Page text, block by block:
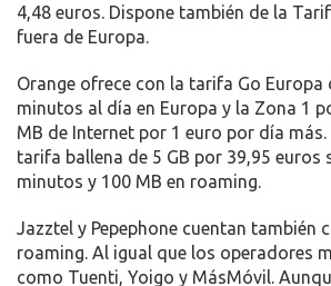
4,48 euros. Dispone también de la
fuera de Europa.
Orange ofrece con la tarifa Go
minutos al día en Europa y la Zona 1
MB de Internet por 1 euro por día más.
tarifa ballena de 5 GB por 39,95 euros
minutos y 100 MB en roaming.
Jazztel y Pepephone cuentan también
roaming. Al igual que los operadores
como Tuenti, Yoigo y MásMóvil.